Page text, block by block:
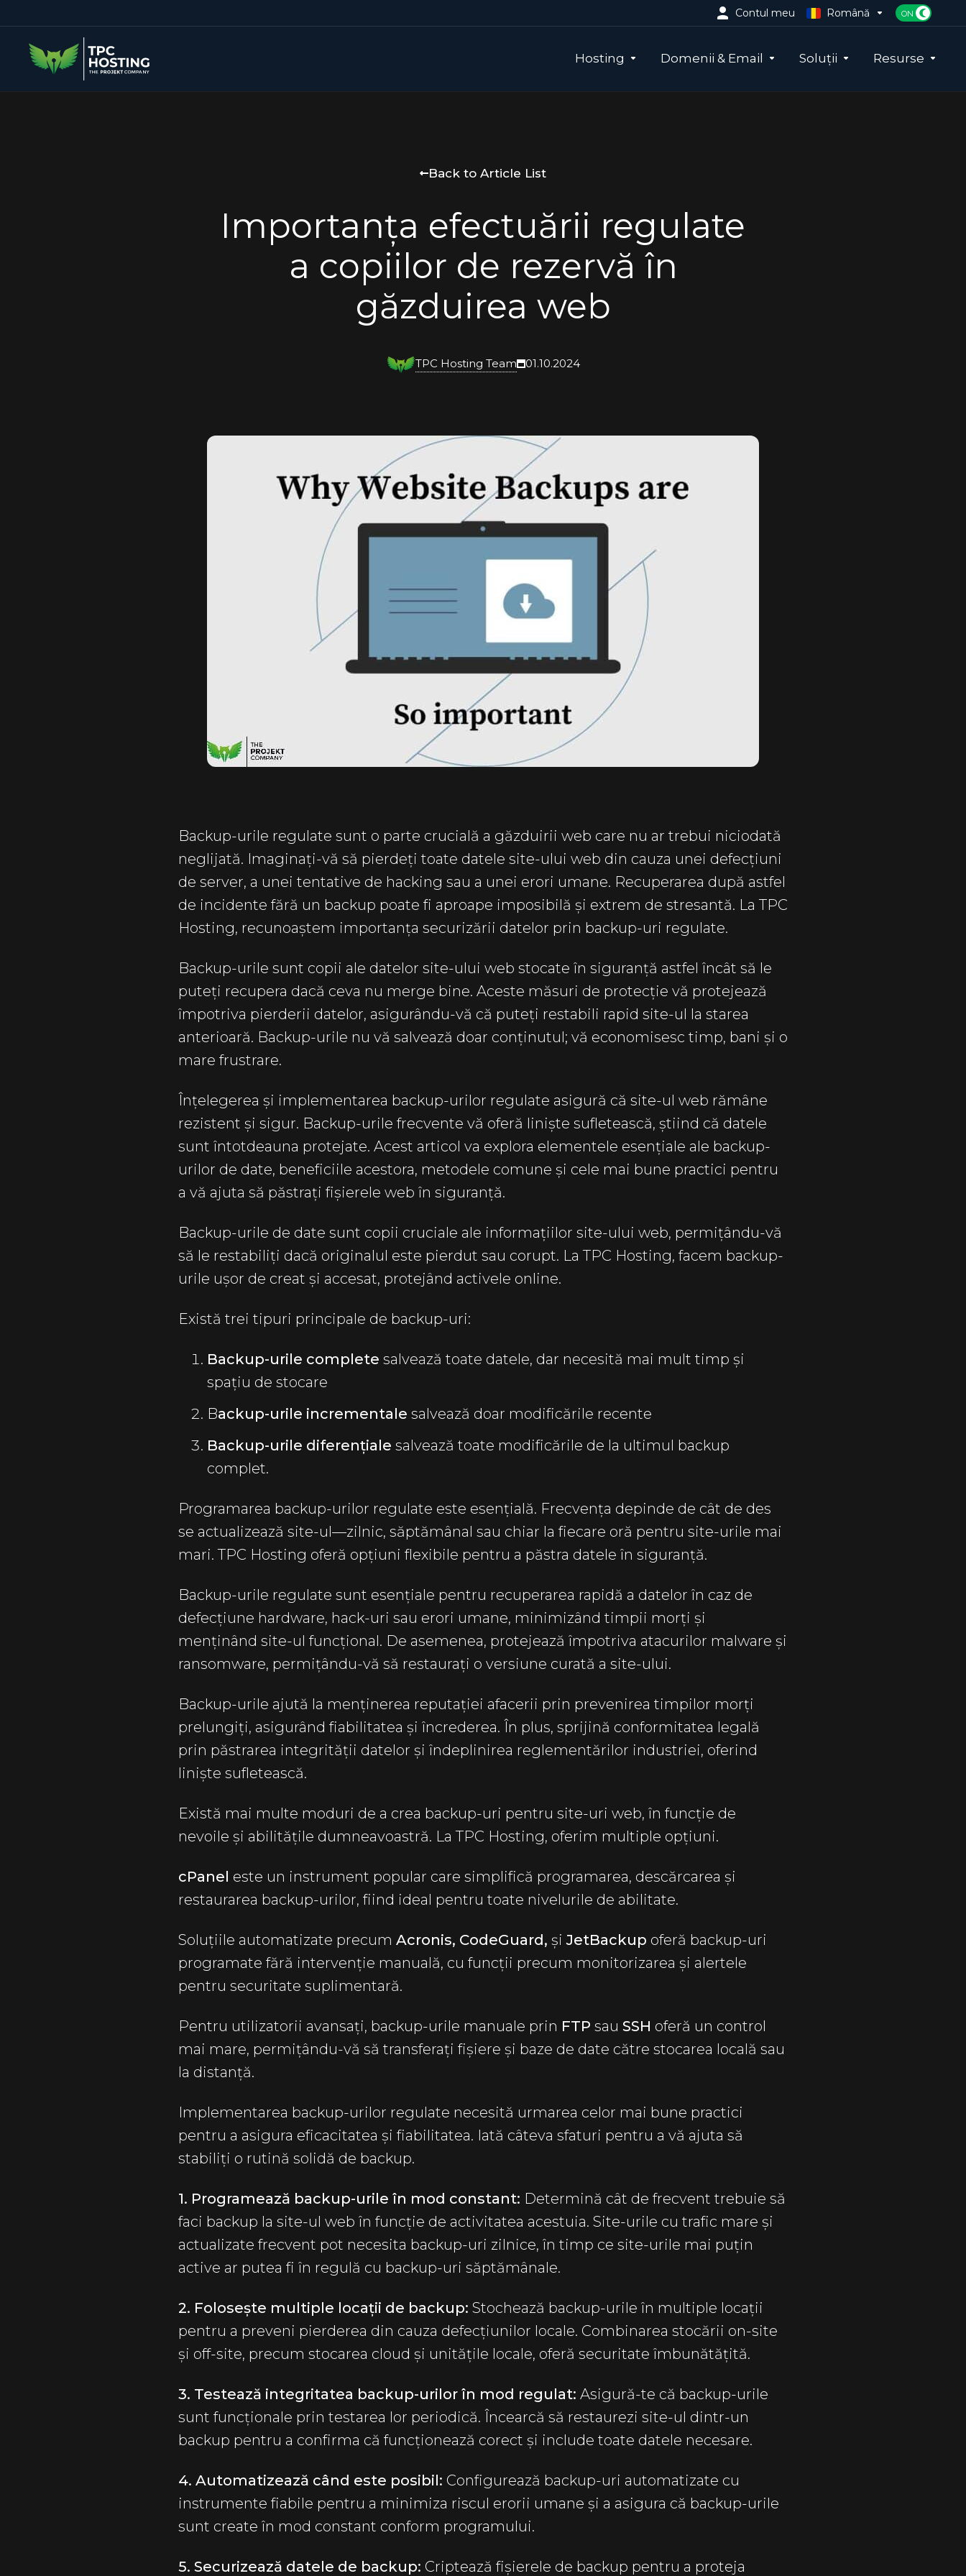
Contul meu Română
Hosting Domenii & Email Soluții Resurse
Back to Article List
Importanța efectuării regulate
a copiilor de rezervă în
găzduirea web
TPC Hosting Team 01.10.2024
Backup-urile regulate sunt o parte crucială a găzduirii web care nu ar trebui niciodată
neglijată. Imaginați-vă să pierdeți toate datele site-ului web din cauza unei defecțiuni
de server, a unei tentative de hacking sau a unei erori umane. Recuperarea după astfel
de incidente fără un backup poate fi aproape imposibilă și extrem de stresantă. La TPC
Hosting, recunoaștem importanța securizării datelor prin backup-uri regulate.
Backup-urile sunt copii ale datelor site-ului web stocate în siguranță astfel încât să le
puteți recupera dacă ceva nu merge bine. Aceste măsuri de protecție vă protejează
împotriva pierderii datelor, asigurându-vă că puteți restabili rapid site-ul la starea
anterioară. Backup-urile nu vă salvează doar conținutul; vă economisesc timp, bani și o
mare frustrare.
Înțelegerea și implementarea backup-urilor regulate asigură că site-ul web rămâne
rezistent și sigur. Backup-urile frecvente vă oferă liniște sufletească, știind că datele
sunt întotdeauna protejate. Acest articol va explora elementele esențiale ale backup-
urilor de date, beneficiile acestora, metodele comune și cele mai bune practici pentru
a vă ajuta să păstrați fișierele web în siguranță.
Backup-urile de date sunt copii cruciale ale informațiilor site-ului web, permițându-vă
să le restabiliți dacă originalul este pierdut sau corupt. La TPC Hosting, facem backup-
urile ușor de creat și accesat, protejând activele online.
Există trei tipuri principale de backup-uri:
Backup-urile complete salvează toate datele, dar necesită mai mult timp și
spațiu de stocare
Backup-urile incrementale salvează doar modificările recente
Backup-urile diferențiale salvează toate modificările de la ultimul backup
complet.
Programarea backup-urilor regulate este esențială. Frecvența depinde de cât de des
se actualizează site-ul—zilnic, săptămânal sau chiar la fiecare oră pentru site-urile mai
mari. TPC Hosting oferă opțiuni flexibile pentru a păstra datele în siguranță.
Backup-urile regulate sunt esențiale pentru recuperarea rapidă a datelor în caz de
defecțiune hardware, hack-uri sau erori umane, minimizând timpii morți și
menținând site-ul funcțional. De asemenea, protejează împotriva atacurilor malware și
ransomware, permițându-vă să restaurați o versiune curată a site-ului.
Backup-urile ajută la menținerea reputației afacerii prin prevenirea timpilor morți
prelungiți, asigurând fiabilitatea și încrederea. În plus, sprijină conformitatea legală
prin păstrarea integrității datelor și îndeplinirea reglementărilor industriei, oferind
liniște sufletească.
Există mai multe moduri de a crea backup-uri pentru site-uri web, în funcție de
nevoile și abilitățile dumneavoastră. La TPC Hosting, oferim multiple opțiuni.
cPanel este un instrument popular care simplifică programarea, descărcarea și
restaurarea backup-urilor, fiind ideal pentru toate nivelurile de abilitate.
Soluțiile automatizate precum Acronis, CodeGuard, șiJetBackup oferă backup-uri
programate fără intervenție manuală, cu funcții precum monitorizarea și alertele
pentru securitate suplimentară.
Pentru utilizatorii avansați, backup-urile manuale prin FTP sau SSH oferă un control
mai mare, permițându-vă să transferați fișiere și baze de date către stocarea locală sau
la distanță.
Implementarea backup-urilor regulate necesită urmarea celor mai bune practici
pentru a asigura eficacitatea și fiabilitatea. Iată câteva sfaturi pentru a vă ajuta să
stabiliți o rutină solidă de backup.
1. Programează backup-urile în mod constant: Determină cât de frecvent trebuie să
faci backup la site-ul web în funcție de activitatea acestuia. Site-urile cu trafic mare și
actualizate frecvent pot necesita backup-uri zilnice, în timp ce site-urile mai puțin
active ar putea fi în regulă cu backup-uri săptămânale.
2. Folosește multiple locații de backup: Stochează backup-urile în multiple locații
pentru a preveni pierderea din cauza defecțiunilor locale. Combinarea stocării on-site
și off-site, precum stocarea cloud și unitățile locale, oferă securitate îmbunătățită.
3. Testează integritatea backup-urilor în mod regulat: Asigură-te că backup-urile
sunt funcționale prin testarea lor periodică. Încearcă să restaurezi site-ul dintr-un
backup pentru a confirma că funcționează corect și include toate datele necesare.
4. Automatizează când este posibil: Configurează backup-uri automatizate cu
instrumente fiabile pentru a minimiza riscul erorii umane și a asigura că backup-urile
sunt create în mod constant conform programului.
5. Securizează datele de backup: Criptează fișierele de backup pentru a proteja